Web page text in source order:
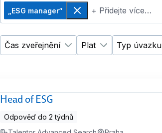
„ESG manager“
Odebrat+ Přidejte více…
Čas zveřejnění
Změnit filtr Čas zveřejnění
Plat
Změnit filtr Plat
Typ úvazku
Head of ESG
Odpověď do 2 týdnů